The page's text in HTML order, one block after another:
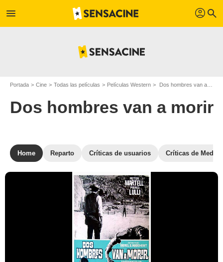
menu profil search
Portada Cine Todas las películas Películas Western Dos hombres van a morir
Dos hombres van a morir
Home Reparto Críticas de usuarios Críticas de Medios